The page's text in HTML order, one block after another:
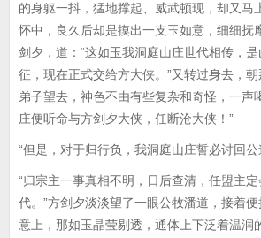
的身躯一抖，猛地撑起、威武顿现，却又马
怀中，良久后却是摸出一支玉如意，细细抚
剑夕，道：“这如玉我洞庭山庄世代相传，
征，现在正式交给方大侠。”又转过身去，
弟子望去，神色不由有些复杂和奇怪，一声
庄便听命与方剑夕大侠，任断沧大侠！”
“但是，对于归行负，我洞庭山庄誓必讨回公
“归宗主一事真相不明，日后查清，任盟主
代。”方剑夕淡淡望了一眼公牧潘道，接着
意上，那如玉晶莹剔透，通体上下泛着温润